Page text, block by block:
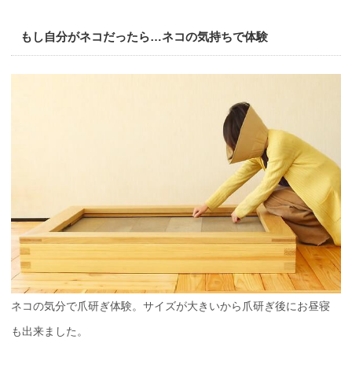
もし自分がネコだったら…ネコの気持ちで体験
ネコの気分で爪研ぎ体験。サイズが大きいから爪研ぎ後にお昼寝
も出来ました。